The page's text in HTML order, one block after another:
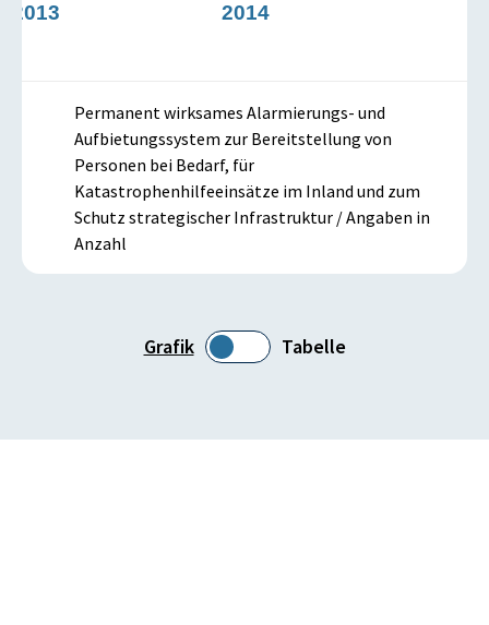
Grafik Tabelle
2013 2014
Permanent wirksames Alarmierungs- und
Aufbietungssystem zur Bereitstellung von
Personen bei Bedarf, für
Katastrophenhilfeeinsätze im Inland und zum
Schutz strategischer Infrastruktur / Angaben in
Anzahl